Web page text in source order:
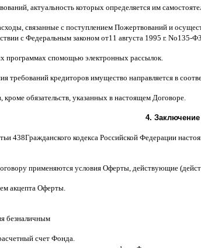
, актуальность которых определяется им
, связанные с поступлением Пожертвований и
с Федеральным законом от11 августа 1995 г. No135-ФЗ
программах cпомощью электронных рассылок.
требований кредиторов имущество направляется в
, кроме обязательств, указанных в настоящем Договоре.
4.
438Гражданского кодекса Российской Федерации
применяются условия Оферты, действующие (
акцепта Оферты.
безналичным
счет Фонда.